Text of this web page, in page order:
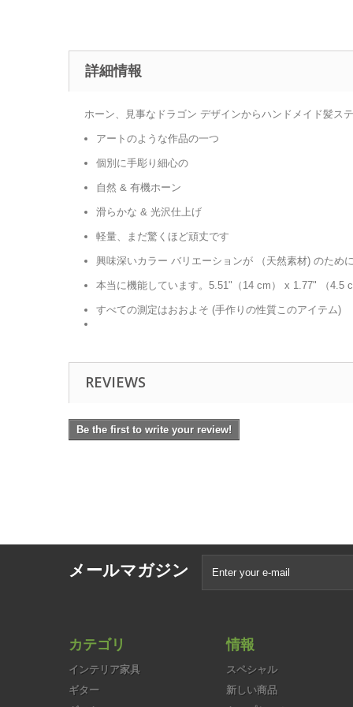
詳細情報
ホーン、見事なドラゴン デザインからハンドメイド髪ス
アートのような作品の一つ
個別に手彫り細心の
自然 & 有機ホーン
滑らかな & 光沢仕上げ
軽量、まだ驚くほど頑丈です
興味深いカラー バリエーションが （天然素材) のため
本当に機能しています。5.51"（14 cm） x 1.77" （4.5
すべての測定はおおよそ (手作りの性質このアイテム)
REVIEWS
Be the first to write your review!
メールマガジン
カテゴリ
インテリア家具
ギター
情報
スペシャル
新しい商品